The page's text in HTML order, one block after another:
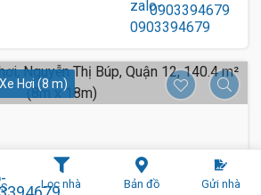
Lọc nhà Bản đồ Gửi nhà
0903394679
Hơi (8 m)